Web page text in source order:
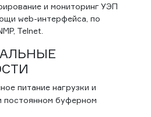
и мониторинг УЭП
web-интерфейса, по
Telnet.
питание нагрузки и
постоянном буферном